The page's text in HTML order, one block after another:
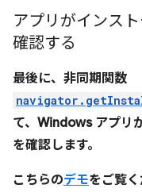
アプリがインス
確認する
最後に、非同期関数
て、Windows アプリ
を確認します。
こちらのデモをご覧く